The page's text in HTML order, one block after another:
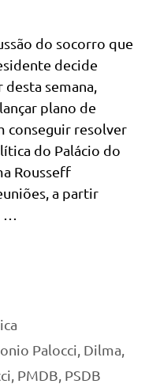
do socorro que
decide
semana,
plano de
conseguir resolver
do Palácio do
Rousseff
a partir
Palocci Dilma
PMDB PSDB